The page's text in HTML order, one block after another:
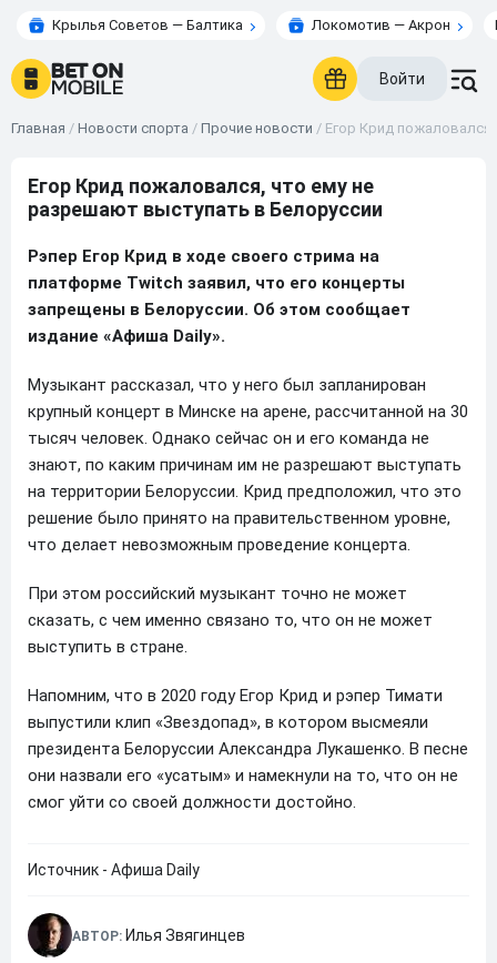
Крылья Советов — Балтика Локомотив — Акрон
Войти
Главная / Новости спорта / Прочие новости / Егор Крид
Егор Крид пожаловался, что ему не
разрешают выступать в Белоруссии
Рэпер Егор Крид в ходе своего стрима на
платформе Twitch заявил, что его концерты
запрещены в Белоруссии. Об этом сообщает
издание «Афиша Daily».
Музыкант рассказал, что у него был запланирован
крупный концерт в Минске на арене, рассчитанной на 30
тысяч человек. Однако сейчас он и его команда не
знают, по каким причинам им не разрешают выступать
на территории Белоруссии. Крид предположил, что это
решение было принято на правительственном уровне,
что делает невозможным проведение концерта.
При этом российский музыкант точно не может
сказать, с чем именно связано то, что он не может
выступить в стране.
Напомним, что в 2020 году Егор Крид и рэпер Тимати
выпустили клип «Звездопад», в котором высмеяли
президента Белоруссии Александра Лукашенко. В песне
они назвали его «усатым» и намекнули на то, что он не
смог уйти со своей должности достойно.
Источник - Афиша Daily
АВТОР: Илья Звягинцев